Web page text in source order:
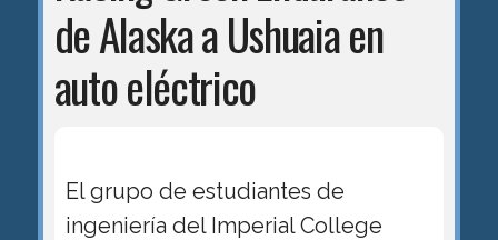
de Alaska a Ushuaia en
auto eléctrico
El grupo de estudiantes de
ingeniería del Imperial College